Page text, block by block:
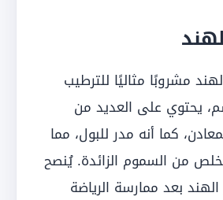
مشروبًا مثاليًا للترطيب
يحتوي على العديد من
كما أنه مدر للبول، مما
من السموم الزائدة. يُنصح
بعد ممارسة الرياضة